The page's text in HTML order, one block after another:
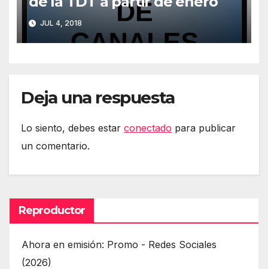
JUL 4, 2018
Deja una respuesta
Lo siento, debes estar conectado para publicar
un comentario.
Reproductor
Ahora en emisión: Promo - Redes Sociales
(2026)